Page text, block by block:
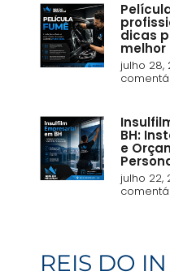
dicas
julho 28,
BH:
e
julho 22,
REIS DO